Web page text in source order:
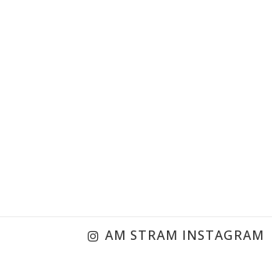
AM STRAM INSTAGRAM